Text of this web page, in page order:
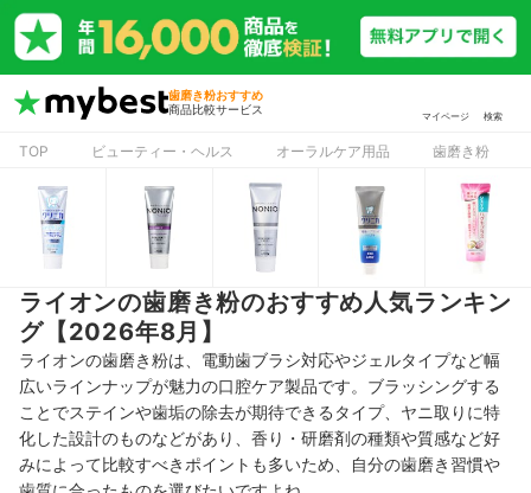
歯磨き粉おすすめ
商品比較サービス
マイページ 検索
TOP ビューティー・ヘルス オーラルケア用品 歯磨き粉
ライオンの歯磨き粉のおすすめ人気ランキン
グ【2026年8月】
ライオンの歯磨き粉は、電動歯ブラシ対応やジェルタイプなど幅
広いラインナップが魅力の口腔ケア製品です。ブラッシングする
ことでステインや歯垢の除去が期待できるタイプ、ヤニ取りに特
化した設計のものなどがあり、香り・研磨剤の種類や質感など好
みによって比較すべきポイントも多いため、自分の歯磨き習慣や